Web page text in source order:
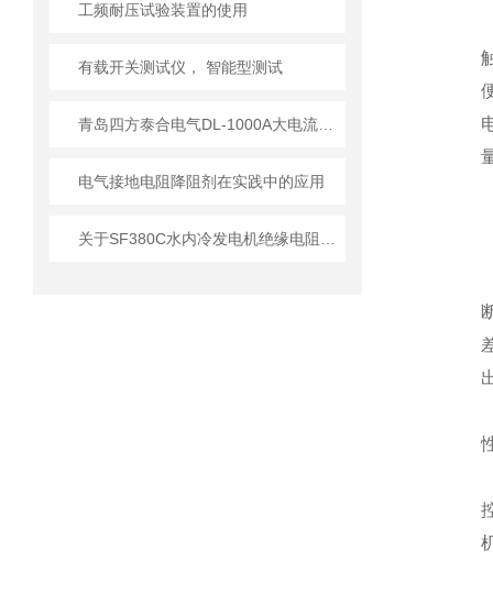
工频耐压试验装置的使用
有载开关测试仪， 智能型测试
电气接地电阻降阻剂在实践中的应用